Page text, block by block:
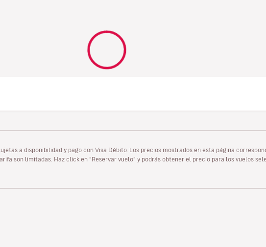
a disponibilidad y pago con Visa Débito. Los precios mostrados en esta página
son limitadas. Haz click en “Reservar vuelo” y podrás obtener el precio para los vuelos